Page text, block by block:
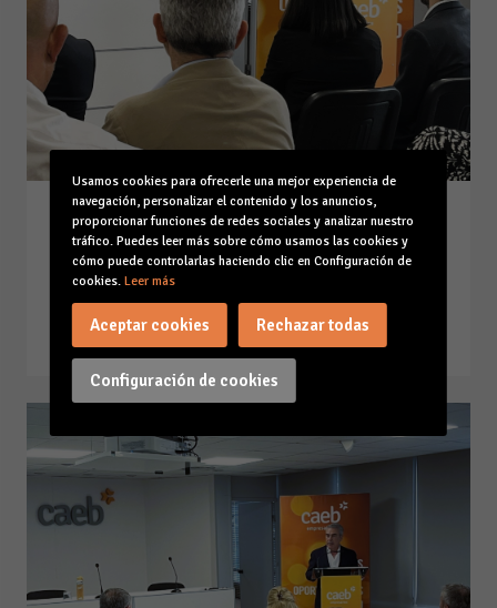
Bienvenida Jornada ‘Estrategias
prácticas para la reducción de la
accidentalidad y EEPP’
13-06-24
Leer la noticia
Usamos cookies para ofrecerle una mejor experiencia de
navegación, personalizar el contenido y los anuncios,
proporcionar funciones de redes sociales y analizar nuestro
tráfico. Puedes leer más sobre cómo usamos las cookies y
cómo puede controlarlas haciendo clic en Configuración de
cookies. Leer más
Configuración de cookies
Aceptar cookies Rechazar todas